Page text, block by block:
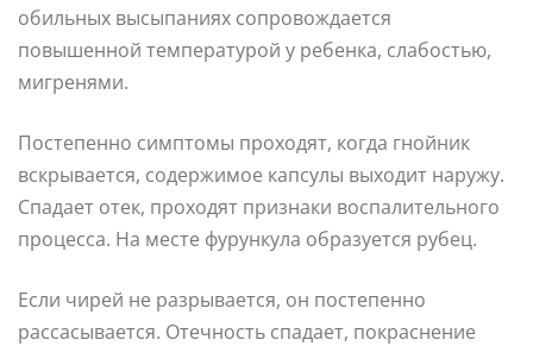
обильных высыпаниях сопровождается
повышенной температурой у ребенка, слабостью,
мигренями.
Постепенно симптомы проходят, когда гнойник
вскрывается, содержимое капсулы выходит наружу.
Спадает отек, проходят признаки воспалительного
процесса. На месте фурункула образуется рубец.
Если чирей не разрывается, он постепенно
рассасывается. Отечность спадает, покраснение